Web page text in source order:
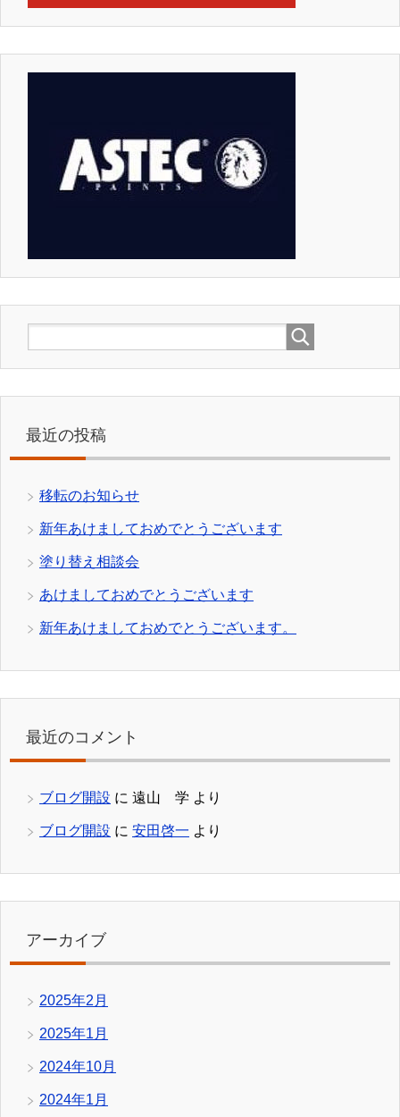
最近の投稿
移転のお知らせ
新年あけましておめでとうございます
塗り替え相談会
あけましておめでとうございます
新年あけましておめでとうございます。
最近のコメント
ブログ開設 に 遠山 学 より
ブログ開設 に 安田啓一 より
アーカイブ
2025年2月
2025年1月
2024年10月
2024年1月